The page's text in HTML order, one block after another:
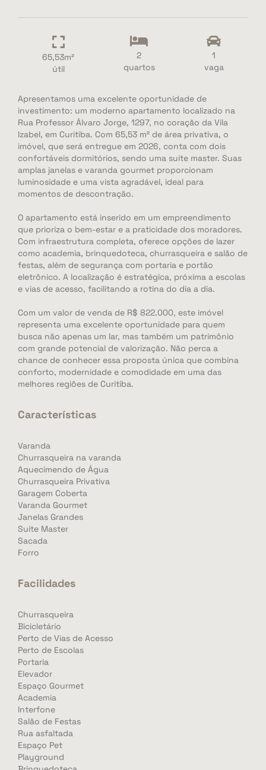
65,53m²
útil
2
quartos
1
vaga
Apresentamos uma excelente oportunidade de
investimento: um moderno apartamento localizado na
Rua Professor Álvaro Jorge, 1297, no coração da Vila
Izabel, em Curitiba. Com 65,53 m² de área privativa, o
imóvel, que será entregue em 2026, conta com dois
confortáveis dormitórios, sendo uma suíte master. Suas
amplas janelas e varanda gourmet proporcionam
luminosidade e uma vista agradável, ideal para
momentos de descontração.
O apartamento está inserido em um empreendimento
que prioriza o bem-estar e a praticidade dos moradores.
Com infraestrutura completa, oferece opções de lazer
como academia, brinquedoteca, churrasqueira e salão de
festas, além de segurança com portaria e portão
eletrônico. A localização é estratégica, próxima a escolas
e vias de acesso, facilitando a rotina do dia a dia.
Com um valor de venda de R$ 822.000, este imóvel
representa uma excelente oportunidade para quem
busca não apenas um lar, mas também um patrimônio
com grande potencial de valorização. Não perca a
chance de conhecer essa proposta única que combina
conforto, modernidade e comodidade em uma das
melhores regiões de Curitiba.
Características
Varanda
Churrasqueira na varanda
Aquecimendo de Água
Churrasqueira Privativa
Garagem Coberta
Varanda Gourmet
Janelas Grandes
Suíte Master
Sacada
Forro
Facilidades
Churrasqueira
Bicicletário
Perto de Vias de Acesso
Perto de Escolas
Portaria
Elevador
Espaço Gourmet
Academia
Interfone
Salão de Festas
Rua asfaltada
Espaço Pet
Playground